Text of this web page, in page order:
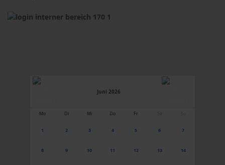
Juni 2026
Mo Di Mi Do Fr
1 2 3 4 5 6 7
8 9 10 11 12 13 14